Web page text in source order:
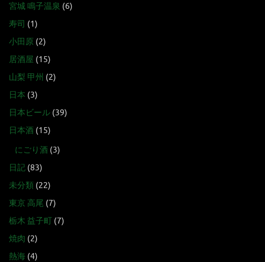
宮城 鳴子温泉 (6)
寿司 (1)
小田原 (2)
居酒屋 (15)
山梨 甲州 (2)
日本 (3)
日本ビール (39)
日本酒 (15)
にごり酒 (3)
日記 (83)
未分類 (22)
東京 高尾 (7)
栃木 益子町 (7)
焼肉 (2)
熱海 (4)